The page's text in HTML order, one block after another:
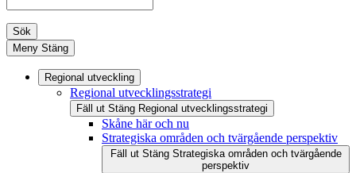
Sök
Meny Stäng
Regional utveckling
Regional utvecklingsstrategi
Fäll ut Stäng Regional utvecklingsstrategi
Skåne här och nu
Strategiska områden och tvärgående perspektiv
Fäll ut Stäng Strategiska områden och tvärgående
perspektiv